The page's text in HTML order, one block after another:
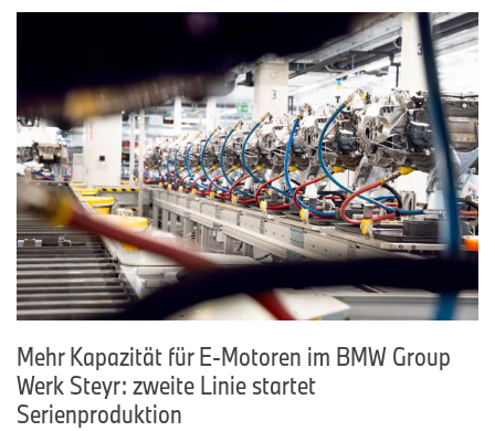
Mehr Kapazität für E-Motoren im BMW Group
Werk Steyr: zweite Linie startet
Serienproduktion